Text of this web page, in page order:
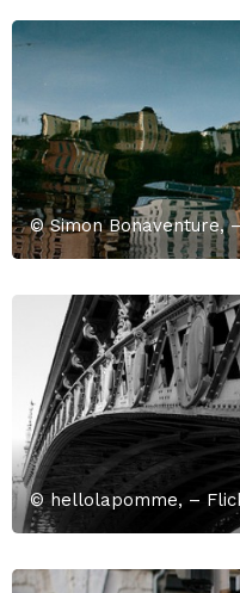
© Simon Bonaventure,
© hellolapomme, –